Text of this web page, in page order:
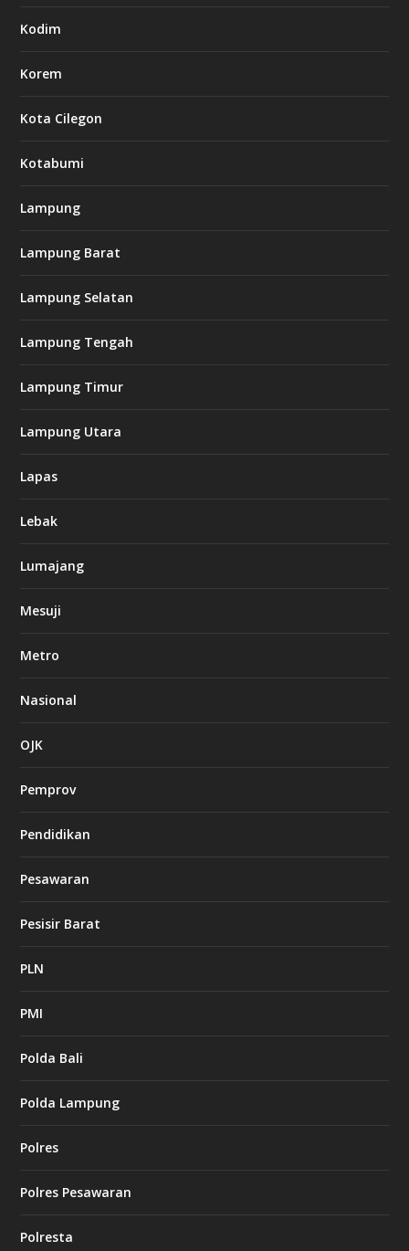
Kodim
Korem
Kota Cilegon
Kotabumi
Lampung
Lampung Barat
Lampung Selatan
Lampung Tengah
Lampung Timur
Lampung Utara
Lapas
Lebak
Lumajang
Mesuji
Metro
Nasional
OJK
Pemprov
Pendidikan
Pesawaran
Pesisir Barat
PLN
PMI
Polda Bali
Polda Lampung
Polres
Polres Pesawaran
Polresta